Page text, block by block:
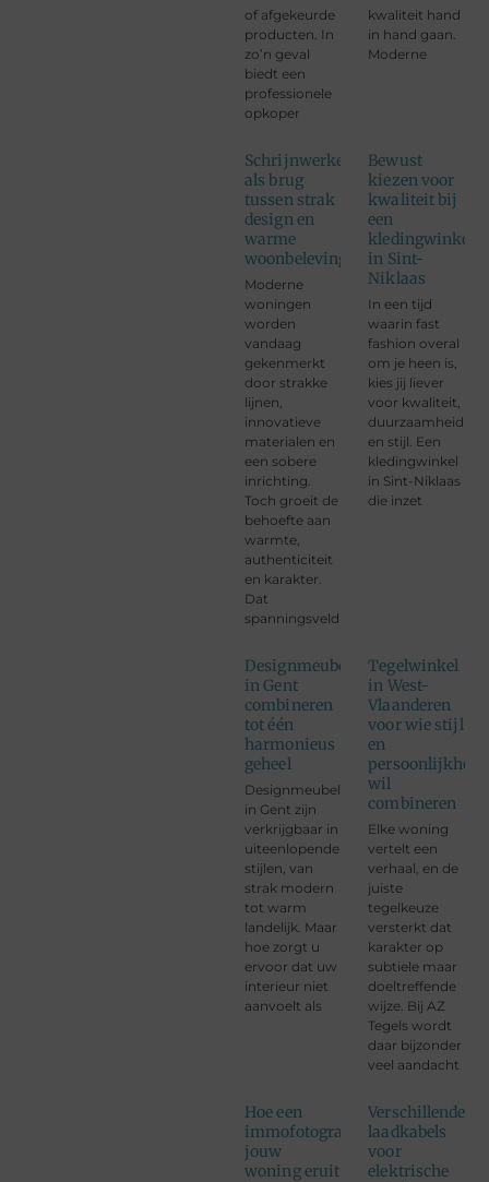
of afgekeurde
producten. In
zo’n geval
biedt een
professionele
opkoper
kwaliteit hand
in hand gaan.
Moderne
Schrijnwerken
als brug
tussen strak
design en
warme
woonbeleving
Moderne
woningen
worden
vandaag
gekenmerkt
door strakke
lijnen,
innovatieve
materialen en
een sobere
inrichting.
Toch groeit de
behoefte aan
warmte,
authenticiteit
en karakter.
Dat
spanningsveld
Bewust
kiezen voor
kwaliteit bij
een
kledingwinkel
in Sint-
Niklaas
In een tijd
waarin fast
fashion overal
om je heen is,
kies jij liever
voor kwaliteit,
duurzaamheid
en stijl. Een
kledingwinkel
in Sint-Niklaas
die inzet
Designmeubelen
in Gent
combineren
tot één
harmonieus
geheel
Designmeubelen
in Gent zijn
verkrijgbaar in
uiteenlopende
stijlen, van
strak modern
tot warm
landelijk. Maar
hoe zorgt u
ervoor dat uw
interieur niet
aanvoelt als
Tegelwinkel
in West-
Vlaanderen
voor wie stijl
en
persoonlijkheid
wil
combineren
Elke woning
vertelt een
verhaal, en de
juiste
tegelkeuze
versterkt dat
karakter op
subtiele maar
doeltreffende
wijze. Bij AZ
Tegels wordt
daar bijzonder
veel aandacht
Hoe een
immofotograaf
jouw
woning eruit
Verschillende
laadkabels
voor
elektrische